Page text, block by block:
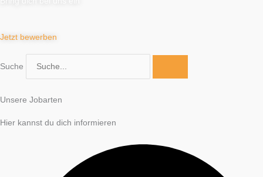
Jetzt bewerben
Suche
Unsere Jobarten
Hier kannst du dich informieren